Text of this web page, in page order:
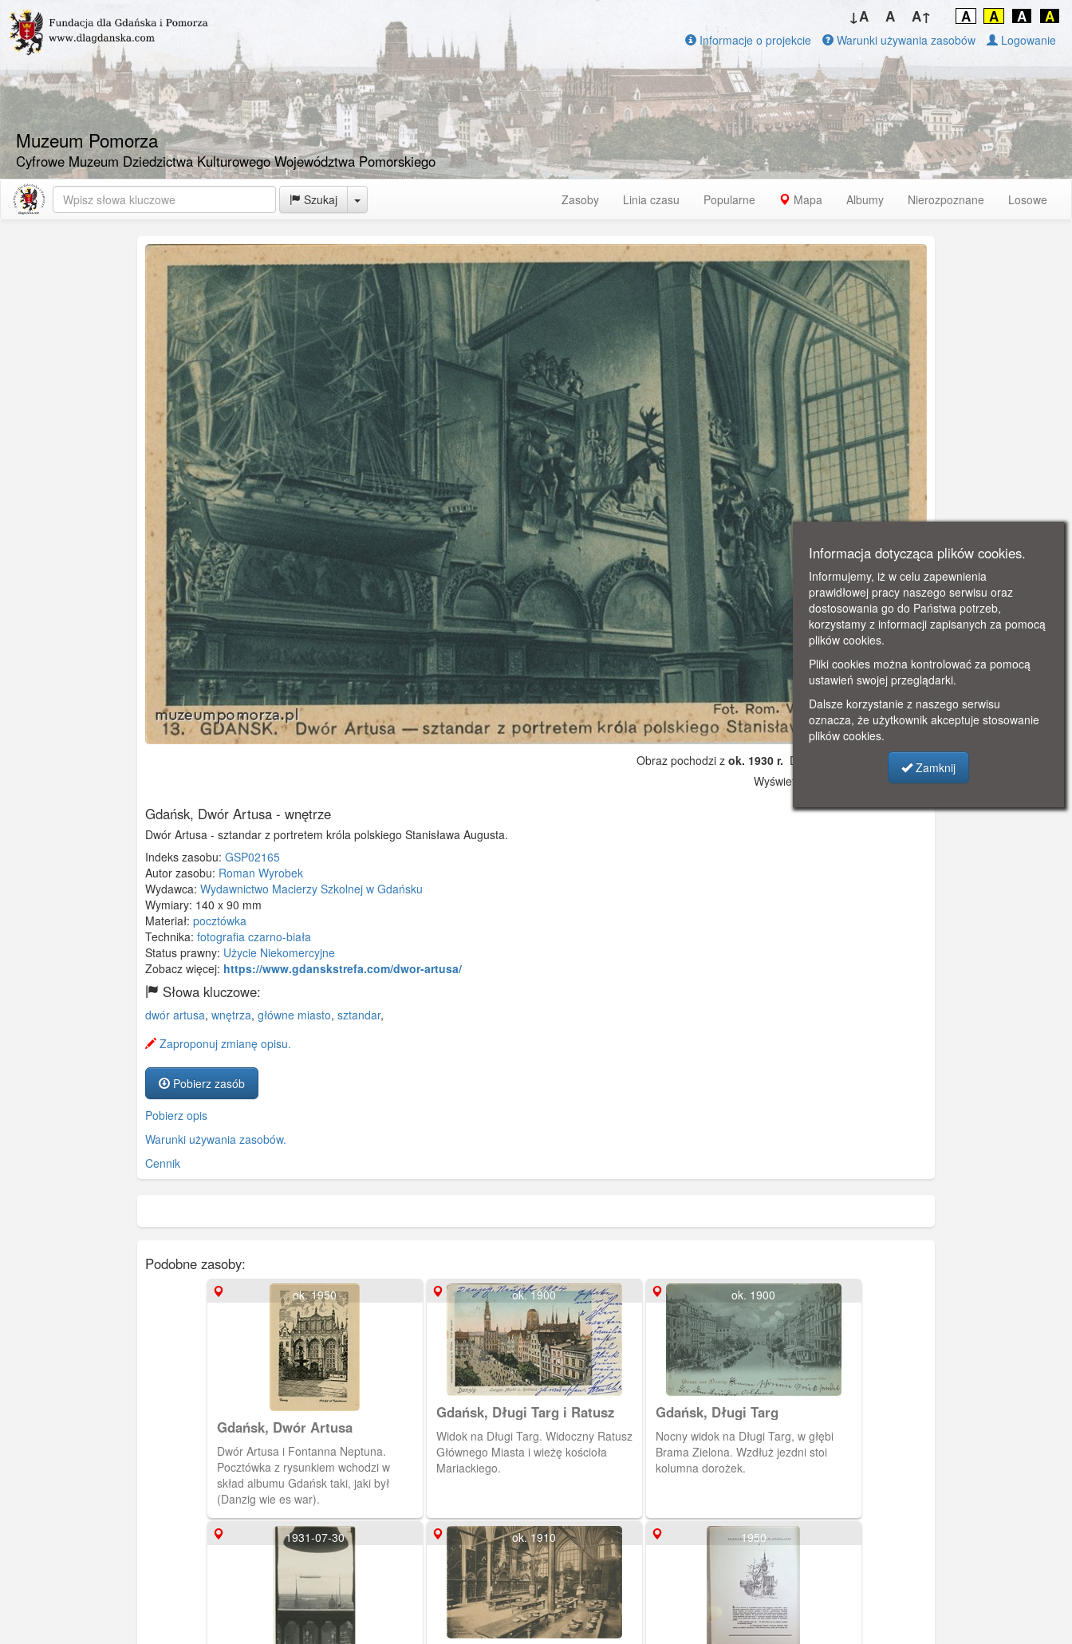
Muzeum Pomorza
Cyfrowe Muzeum Dziedzictwa Kulturowego Województwa Pomorskiego
↓A A A↑ A A A A
Informacje o projekcie Warunki używania zasobów Logowanie
Szukaj Toggle Dropdown Zasoby Linia czasu Popularne Mapa Albumy Nierozpoznane Losowe
Obraz pochodzi z ok. 1930 r. Dodano: 2019-12-09 09:32
Wyświetlono: 3126
Gdańsk, Dwór Artusa - wnętrze
Dwór Artusa - sztandar z portretem króla polskiego Stanisława Augusta.
Indeks zasobu: GSP02165
Autor zasobu: Roman Wyrobek
Wydawca: Wydawnictwo Macierzy Szkolnej w Gdańsku
Wymiary: 140 x 90 mm
Materiał: pocztówka
Technika: fotografia czarno-biała
Status prawny: Użycie Niekomercyjne
Zobacz więcej: https://www.gdanskstrefa.com/dwor-artusa/
Słowa kluczowe:
dwór artusa, wnętrza, główne miasto, sztandar,
Zaproponuj zmianę opisu.
Pobierz zasób
Pobierz opis
Warunki używania zasobów.
Cennik
Podobne zasoby:
ok. 1950
Gdańsk, Dwór Artusa
Dwór Artusa i Fontanna Neptuna.
Pocztówka z rysunkiem wchodzi w
skład albumu Gdańsk taki, jaki był
(Danzig wie es war).
ok. 1900
Gdańsk, Długi Targ i Ratusz
Widok na Długi Targ. Widoczny Ratusz
Głównego Miasta i wieżę kościoła
Mariackiego.
ok. 1900
Gdańsk, Długi Targ
Nocny widok na Długi Targ, w głębi
Brama Zielona. Wzdłuż jezdni stoi
kolumna dorożek.
1931-07-30 ok. 1910 1950
Informacja dotycząca plików cookies.
Informujemy, iż w celu zapewnienia
prawidłowej pracy naszego serwisu oraz
dostosowania go do Państwa potrzeb,
korzystamy z informacji zapisanych za pomocą
plików cookies.
Pliki cookies można kontrolować za pomocą
ustawień swojej przeglądarki.
Dalsze korzystanie z naszego serwisu
oznacza, że użytkownik akceptuje stosowanie
plików cookies.
Zamknij